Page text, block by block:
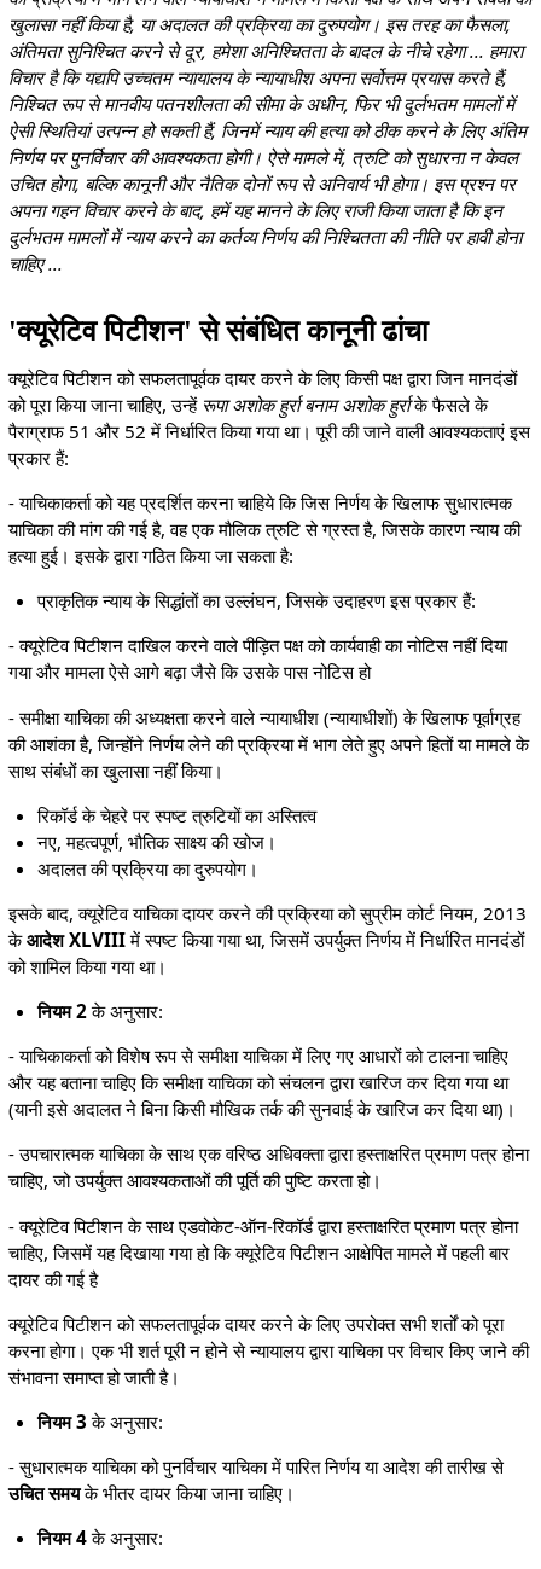
खुलासा नहीं किया है, या अदालत की प्रक्रिया का दुरुपयोग। इस तरह का फैसला,
अंतिमता सुनिश्चित करने से दूर, हमेशा अनिश्चितता के बादल के नीचे रहेगा ... हमारा
विचार है कि यद्यपि उच्चतम न्यायालय के न्यायाधीश अपना सर्वोत्तम प्रयास करते हैं,
निश्चित रूप से मानवीय पतनशीलता की सीमा के अधीन, फिर भी दुर्लभतम मामलों में
ऐसी स्थितियां उत्पन्न हो सकती हैं, जिनमें न्याय की हत्या को ठीक करने के लिए अंतिम
निर्णय पर पुनर्विचार की आवश्यकता होगी। ऐसे मामले में, त्रुटि को सुधारना न केवल
उचित होगा, बल्कि कानूनी और नैतिक दोनों रूप से अनिवार्य भी होगा। इस प्रश्न पर
अपना गहन विचार करने के बाद, हमें यह मानने के लिए राजी किया जाता है कि इन
दुर्लभतम मामलों में न्याय करने का कर्तव्य निर्णय की निश्चितता की नीति पर हावी होना
चाहिए ...
'क्यूरेटिव पिटीशन' से संबंधित कानूनी ढांचा
क्यूरेटिव पिटीशन को सफलतापूर्वक दायर करने के लिए किसी पक्ष द्वारा जिन मानदंडों
को पूरा किया जाना चाहिए, उन्हें रूपा अशोक हुर्रा बनाम अशोक हुर्राके फैसले के
पैराग्राफ 51 और 52 में निर्धारित किया गया था। पूरी की जाने वाली आवश्यकताएं इस
प्रकार हैं:
- याचिकाकर्ता को यह प्रदर्शित करना चाहिये कि जिस निर्णय के खिलाफ सुधारात्मक
याचिका की मांग की गई है, वह एक मौलिक त्रुटि से ग्रस्त है, जिसके कारण न्याय की
हत्या हुई। इसके द्वारा गठित किया जा सकता है:
प्राकृतिक न्याय के सिद्धांतों का उल्लंघन, जिसके उदाहरण इस प्रकार हैं:
- क्यूरेटिव पिटीशन दाखिल करने वाले पीड़ित पक्ष को कार्यवाही का नोटिस नहीं दिया
गया और मामला ऐसे आगे बढ़ा जैसे कि उसके पास नोटिस हो
- समीक्षा याचिका की अध्यक्षता करने वाले न्यायाधीश (न्यायाधीशों) के खिलाफ पूर्वाग्रह
की आशंका है, जिन्होंने निर्णय लेने की प्रक्रिया में भाग लेते हुए अपने हितों या मामले के
साथ संबंधों का खुलासा नहीं किया।
रिकॉर्ड के चेहरे पर स्पष्ट त्रुटियों का अस्तित्व
नए, महत्वपूर्ण, भौतिक साक्ष्य की खोज।
अदालत की प्रक्रिया का दुरुपयोग।
इसके बाद, क्यूरेटिव याचिका दायर करने की प्रक्रिया को सुप्रीम कोर्ट नियम, 2013
केआदेश XLVIIIमें स्पष्ट किया गया था, जिसमें उपर्युक्त निर्णय में निर्धारित मानदंडों
को शामिल किया गया था।
नियम 2के अनुसार:
- याचिकाकर्ता को विशेष रूप से समीक्षा याचिका में लिए गए आधारों को टालना चाहिए
और यह बताना चाहिए कि समीक्षा याचिका को संचलन द्वारा खारिज कर दिया गया था
(यानी इसे अदालत ने बिना किसी मौखिक तर्क की सुनवाई के खारिज कर दिया था)।
- उपचारात्मक याचिका के साथ एक वरिष्ठ अधिवक्ता द्वारा हस्ताक्षरित प्रमाण पत्र होना
चाहिए, जो उपर्युक्त आवश्यकताओं की पूर्ति की पुष्टि करता हो।
- क्यूरेटिव पिटीशन के साथ एडवोकेट-ऑन-रिकॉर्ड द्वारा हस्ताक्षरित प्रमाण पत्र होना
चाहिए, जिसमें यह दिखाया गया हो कि क्यूरेटिव पिटीशन आक्षेपित मामले में पहली बार
दायर की गई है
क्यूरेटिव पिटीशन को सफलतापूर्वक दायर करने के लिए उपरोक्त सभी शर्तों को पूरा
करना होगा। एक भी शर्त पूरी न होने से न्यायालय द्वारा याचिका पर विचार किए जाने की
संभावना समाप्त हो जाती है।
नियम 3 के अनुसार:
- सुधारात्मक याचिका को पुनर्विचार याचिका में पारित निर्णय या आदेश की तारीख से
उचित समयके भीतर दायर किया जाना चाहिए।
नियम 4के अनुसार: